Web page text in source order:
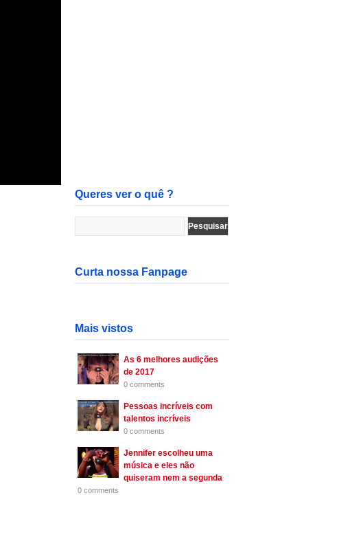
Queres ver o quê ?
Curta nossa Fanpage
Mais vistos
As 6 melhores audições
de 2017
0 comments
Pessoas incríveis com
talentos incríveis
0 comments
Jennifer escolheu uma
música e eles não
quiseram nem a segunda
0 comments